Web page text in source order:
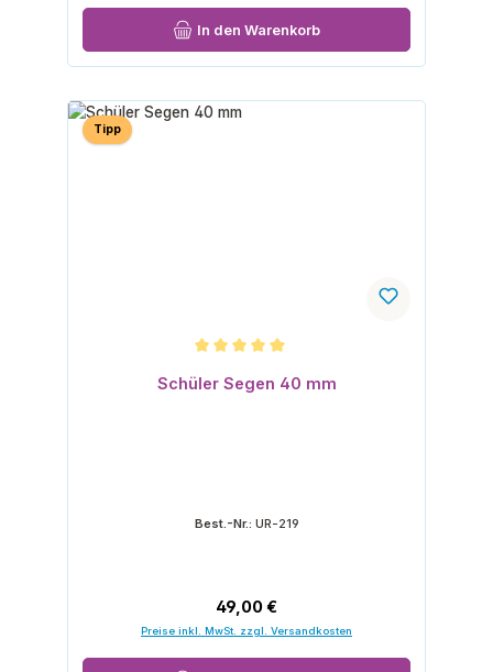
In den Warenkorb
Tipp
Schüler Segen 40 mm
Best.-Nr.: UR-219
Regulärer Preis:
49,00 €
Preise inkl. MwSt. zzgl. Versandkosten